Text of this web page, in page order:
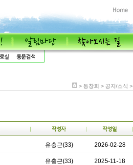
> 동창회 > 공지/소식 >
유충근(33) 2026-02-28
유충근(33) 2025-11-18